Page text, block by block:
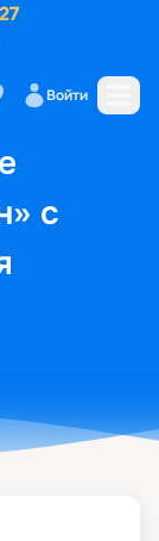
Войти
с
и